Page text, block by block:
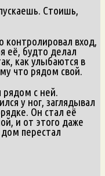
Стоишь,
контролировал вход,
её, будто делал
как улыбаются в
что рядом свой.
с ней.
у ног, заглядывал
Он стал её
и от этого даже
дом перестал